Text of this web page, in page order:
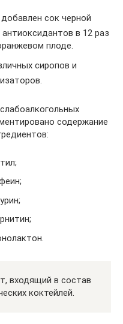
сок черной
в 12 раз
плоде.
сиропов и
содержание
входящий в состав
коктейлей.